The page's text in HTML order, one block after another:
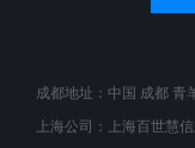
成都地址：中国 成都 青
上海公司：上海百世慧